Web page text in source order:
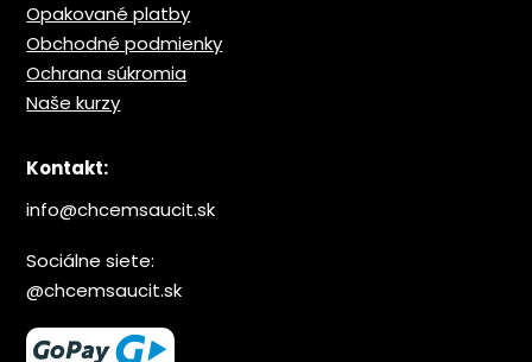
Opakované platby
Obchodné podmienky
Ochrana súkromia
Naše kurzy
Kontakt:
info@chcemsaucit.sk
Sociálne siete:
@chcemsaucit.sk